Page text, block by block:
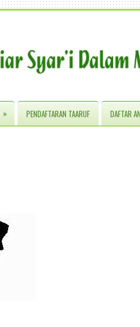
» PENDAFTARAN TAARUF DAFTAR